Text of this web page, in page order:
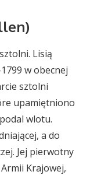
Lisią
w obecnej
sztolni
upamiętniono
wlotu.
a do
Jej pierwotny
Krajowej,